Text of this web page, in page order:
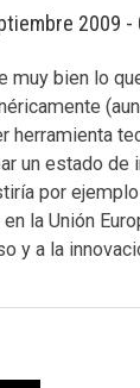
2009 -
muy bien lo
herramienta
un estado de
por
la Unión
y a la